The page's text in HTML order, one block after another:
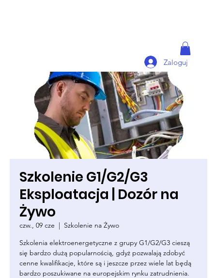
Zaloguj
Szkolenie G1/G2/G3
Eksploatacja | Dozór na
Żywo
czw., 09 cze
  |
Szkolenie na Żywo
Szkolenia elektroenergetyczne z grupy G1/G2/G3 cieszą
się bardzo dużą popularnością, gdyż pozwalają zdobyć
cenne kwalifikacje, które są i jeszcze przez wiele lat będą
bardzo poszukiwane na europejskim rynku zatrudnienia.